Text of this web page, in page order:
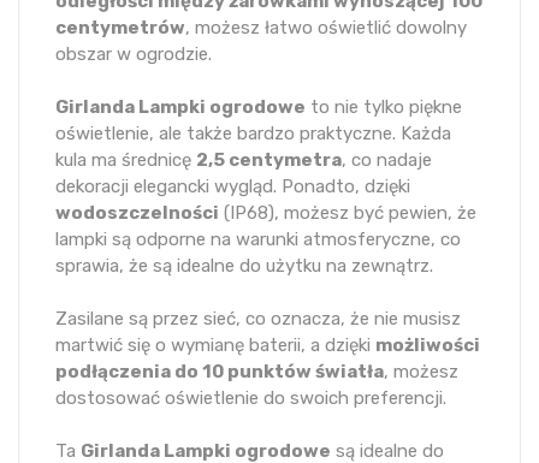
centymetrów, możesz łatwo oświetlić dowolny
obszar w ogrodzie.
Girlanda Lampki ogrodowe to nie tylko piękne
oświetlenie, ale także bardzo praktyczne. Każda
kula ma średnicę 2,5 centymetra, co nadaje
dekoracji elegancki wygląd. Ponadto, dzięki
wodoszczelności (IP68), możesz być pewien, że
lampki są odporne na warunki atmosferyczne, co
sprawia, że są idealne do użytku na zewnątrz.
Zasilane są przez sieć, co oznacza, że nie musisz
martwić się o wymianę baterii, a dzięki możliwości
podłączenia do 10 punktów światła, możesz
dostosować oświetlenie do swoich preferencji.
Ta Girlanda Lampki ogrodowe są idealne do